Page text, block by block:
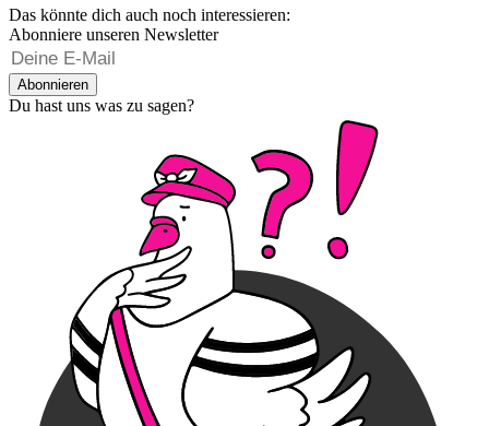
Das könnte dich auch noch interessieren:
Abonniere unseren Newsletter
Abonnieren
Du hast uns was zu sagen?